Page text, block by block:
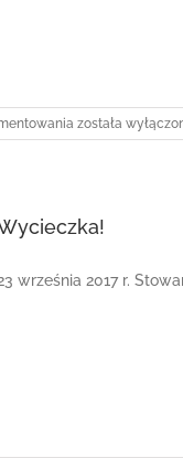
Wyjazd
do
została
września 2017 r.